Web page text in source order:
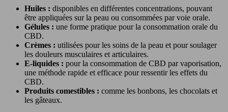
Huiles : disponibles en différentes concentrations, pouvant
être appliquées sur la peau ou consommées par voie orale.
Gélules : une forme pratique pour la consommation orale du
CBD.
Crèmes : utilisées pour les soins de la peau et pour soulager
les douleurs musculaires et articulaires.
E-liquides : pour la consommation de CBD par vaporisation,
une méthode rapide et efficace pour ressentir les effets du
CBD.
Produits comestibles : comme les bonbons, les chocolats et
les gâteaux.